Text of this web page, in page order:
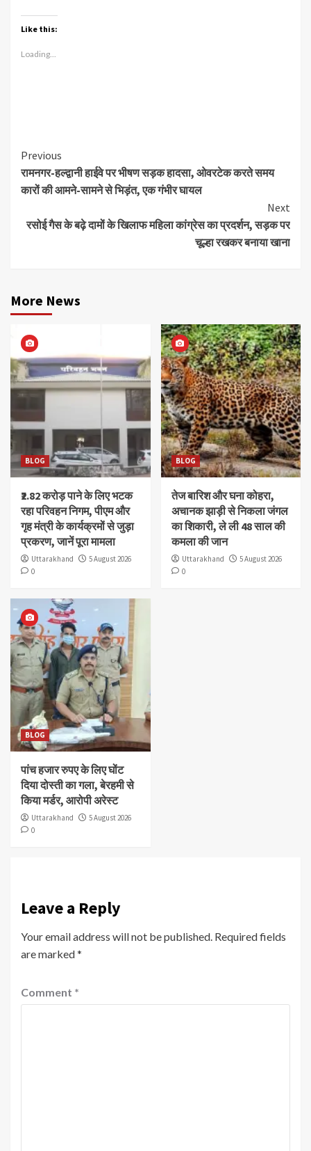
Like this:
Loading...
Continue
Reading
Previous
रामनगर-हल्द्वानी हाईवे पर भीषण सड़क हादसा, ओवरटेक करते समय
कारों की आमने-सामने से भिड़ंत, एक गंभीर घायल
Next
रसोई गैस के बढ़े दामों के खिलाफ महिला कांग्रेस का प्रदर्शन, सड़क पर
चूल्हा रखकर बनाया खाना
More News
BLOG
₹2.82 करोड़ पाने के लिए भटक
रहा परिवहन निगम, पीएम और
गृह मंत्री के कार्यक्रमों से जुड़ा
प्रकरण, जानें पूरा मामला
Uttarakhand
5 August 2026
0
BLOG
तेज बारिश और घना कोहरा,
अचानक झाड़ी से निकला जंगल
का शिकारी, ले ली 48 साल की
कमला की जान
Uttarakhand
5 August 2026
0
BLOG
पांच हजार रुपए के लिए घोंट
दिया दोस्ती का गला, बेरहमी से
किया मर्डर, आरोपी अरेस्ट
Uttarakhand
5 August 2026
0
Leave a Reply
Your email address will not be published. Required fields
are marked*
Comment *